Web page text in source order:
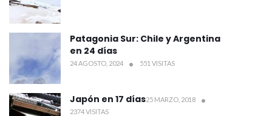
Patagonia Sur: Chile y Argentina
en 24 días
24 AGOSTO, 2024 551 VISITAS
Japón en 17 días25 MARZO, 2018
2374 VISITAS